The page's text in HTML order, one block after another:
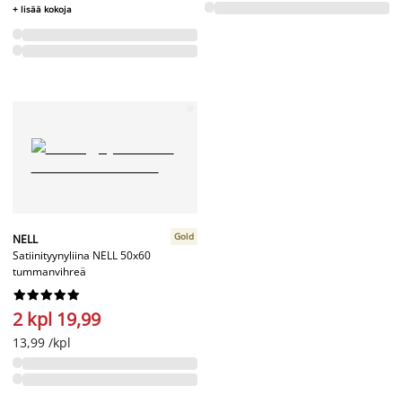
+ lisää kokoja
NELL
Satiinityynyliina NELL 50x60
tummanvihreä
Gold






2 kpl 19,99
13,99 /kpl